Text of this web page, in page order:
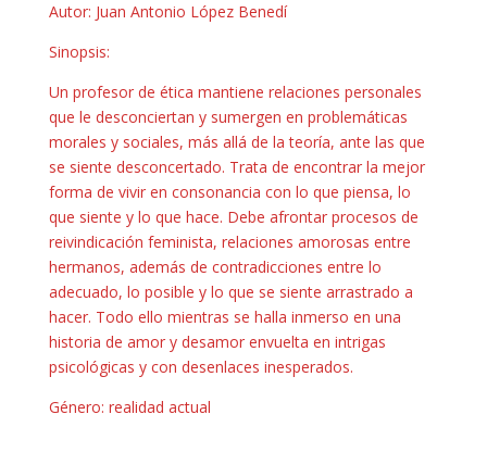
Autor: Juan Antonio López Benedí
Sinopsis:
Un profesor de ética mantiene relaciones personales
que le desconciertan y sumergen en problemáticas
morales y sociales, más allá de la teoría, ante las que
se siente desconcertado. Trata de encontrar la mejor
forma de vivir en consonancia con lo que piensa, lo
que siente y lo que hace. Debe afrontar procesos de
reivindicación feminista, relaciones amorosas entre
hermanos, además de contradicciones entre lo
adecuado, lo posible y lo que se siente arrastrado a
hacer. Todo ello mientras se halla inmerso en una
historia de amor y desamor envuelta en intrigas
psicológicas y con desenlaces inesperados.
Género: realidad actual